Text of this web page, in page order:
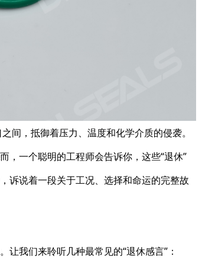
间，抵御着压力、温度和化学介质的侵袭。
一个聪明的工程师会告诉你，这些“退休”
诉说着一段关于工况、选择和命运的完整故
我们来聆听几种最常见的“退休感言”：